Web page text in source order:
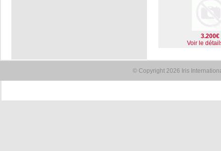
3.200€
Voir le
© Copyright 2026 Iris